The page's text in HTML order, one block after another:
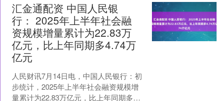
汇金通配资 中国人民银
行： 2025年上半年社会融
资规模增量累计为22.83万
亿元，比上年同期多4.74万
亿元
人民财讯7月14日电，中国人民银行：初
步统计，2025年上半年社会融资规模增
量累计为22.83万亿元，比上年同期多